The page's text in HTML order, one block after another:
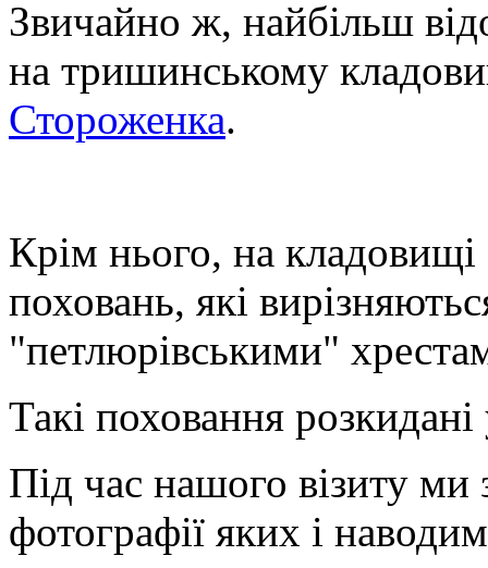
Звичайно ж, найбільш
на тришинському
Стороженка.
Крім нього, на кладовищі
поховань, які
"петлюрівськими"
Такі поховання
Під час нашого візиту ми
фотографії яких і